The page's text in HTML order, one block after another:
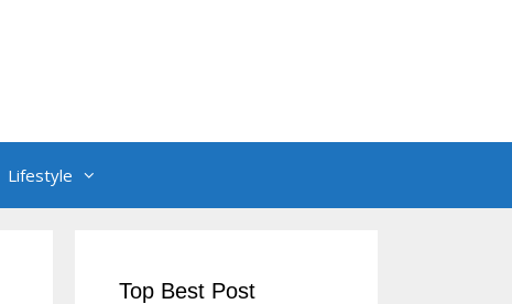
Lifestyle
Top Best Post